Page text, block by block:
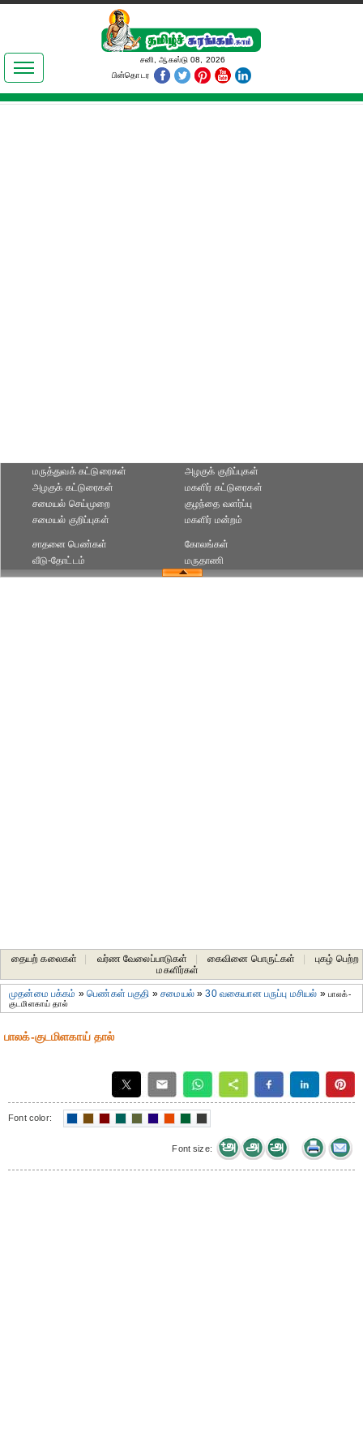
இலக்கியங்கள்
தமிழ் உலகம்
சனி, ஆகஸ்டு 08, 2026
பின்தொடர
மருத்துவக் கட்டுரைகள்
அழகுக் கட்டுரைகள்
அழகுக் குறிப்புகள்
மகளிர் கட்டுரைகள்
சமையல் செய்முறை
சமையல் குறிப்புகள்
குழந்தை வளர்ப்பு
மகளிர் மன்றம்
சாதனை பெண்கள்
வீடு-தோட்டம்
கோலங்கள்
மருதாணி
தையற் கலைகள் வர்ண வேலைப்பாடுகள் கைவினை பொருட்கள்
புகழ் பெற்ற
மகளிர்கள்
முதன்மை பக்கம் »பெண்கள் பகுதி »சமையல்»30 வகையான பருப்பு மசியல் »பாலக்-
குடமிளகாய் தால்
பாலக்-குடமிளகாய் தால்
Font color:
Font size: